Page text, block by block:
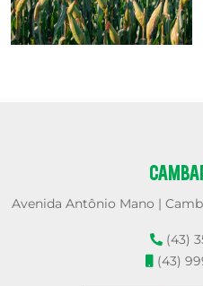
Avenida Antônio Mano |
(43)
(43)